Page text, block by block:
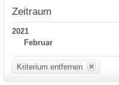
Zeitraum
2021
Februar
Kriterium entfernen